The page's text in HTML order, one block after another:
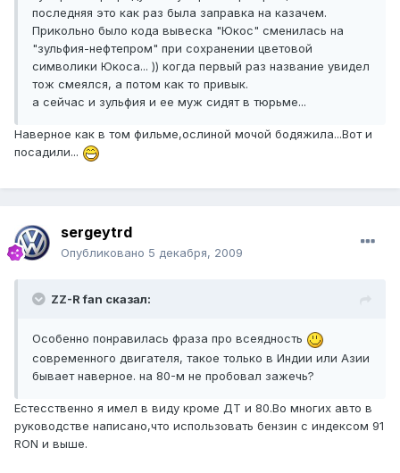
последняя это как раз была заправка на казачем.
Прикольно было кода вывеска "Юкос" сменилась на
"зульфия-нефтепром" при сохранении цветовой
символики Юкоса... )) когда первый раз название увидел
тож смеялся, а потом как то привык.
а сейчас и зульфия и ее муж сидят в тюрьме...
Наверное как в том фильме,ослиной мочой бодяжила...Вот и
посадили...
sergeytrd
Опубликовано 5 декабря, 2009
ZZ-R fan сказал:
Особенно понравилась фраза про всеядность
современного двигателя, такое только в Индии или Азии
бывает наверное. на 80-м не пробовал зажечь?
Естесственно я имел в виду кроме ДТ и 80.Во многих авто в
руководстве написано,что использовать бензин с индексом 91
RОN и выше.